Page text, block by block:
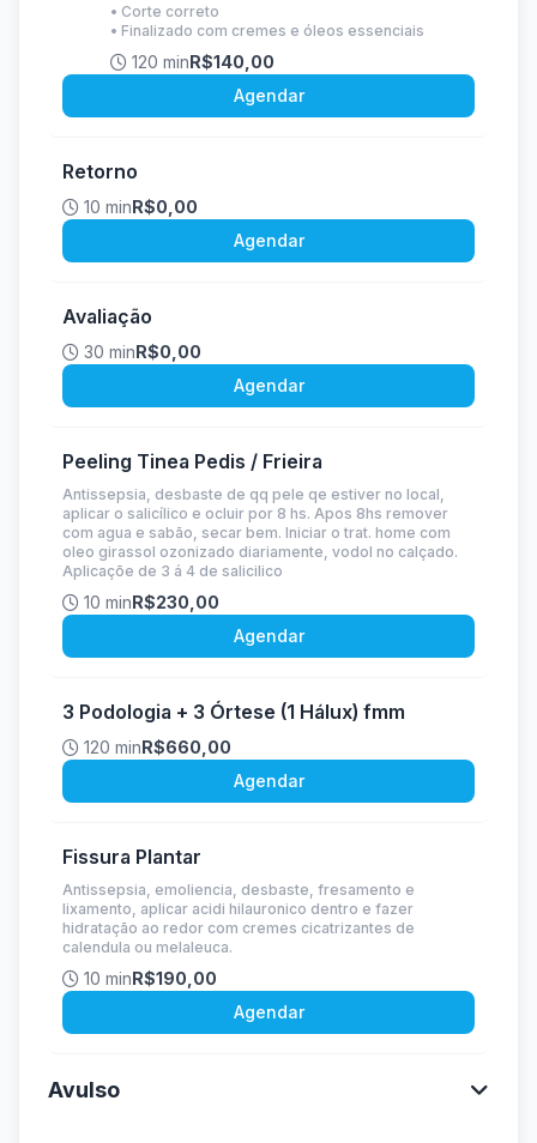
• Corte correto
• Finalizado com cremes e óleos essenciais
120 minR$140,00
Agendar
Retorno
10 minR$0,00
Agendar
Avaliação
30 minR$0,00
Agendar
Peeling Tinea Pedis / Frieira
Antissepsia, desbaste de qq pele qe estiver no local,
aplicar o salicílico e ocluir por 8 hs. Apos 8hs remover
com agua e sabão, secar bem. Iniciar o trat. home com
oleo girassol ozonizado diariamente, vodol no calçado.
Aplicaçõe de 3 á 4 de salicilico
10 minR$230,00
Agendar
3 Podologia + 3 Órtese (1 Hálux) fmm
120 minR$660,00
Agendar
Fissura Plantar
Antissepsia, emoliencia, desbaste, fresamento e
lixamento, aplicar acidi hilauronico dentro e fazer
hidratação ao redor com cremes cicatrizantes de
calendula ou melaleuca.
10 minR$190,00
Agendar
Avulso